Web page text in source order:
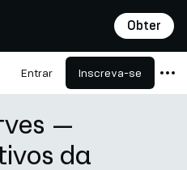
Obter
Entrar Inscreva-se
—
da